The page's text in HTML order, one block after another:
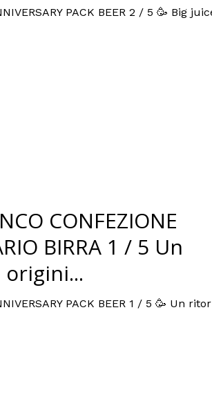
PACK BEER 2 / 5 🥳 Big
CONFEZIONE
BIRRA 1 / 5 Un
PACK BEER 1 / 5 🥳 Un